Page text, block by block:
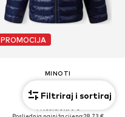
PROMOCIJA
MINOTI
Od 31,92 €
Prvotno: 39,90 €
Filtriraj i sortiraj